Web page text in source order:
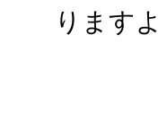
ります